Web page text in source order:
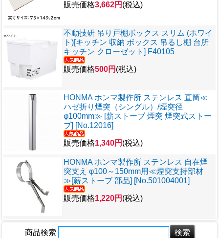
販売価格3,662円 (税込)
不動技研 吊り戸棚ボックス スリム (ホワイ
ト)[キッチン 収納 ボックス 吊るし棚 台所
キッチン クローゼット] F40105
販売価格500円 (税込)
HONMA ホンマ製作所 ステンレス 直筒≪
ハゼ折り煙突（シングル）/煙突径
φ100mm≫ [薪ストーブ 煙突 煙突式ストー
ブ] [No.12016]
販売価格1,340円 (税込)
HONMA ホンマ製作所 ステンレス 自在煙
突支え φ100～150mm用≪煙突支持部材
≫[薪ストーブ 部品] [No.501004001]
販売価格1,220円 (税込)
商品検索